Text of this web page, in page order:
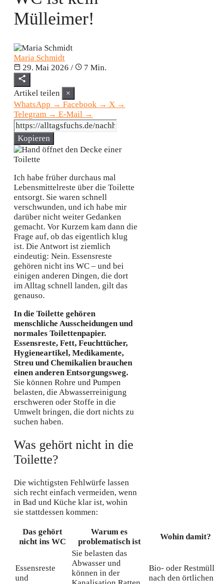
Mülleimer!
Maria Schmidt
29. Mai 2026 / 7 Min.
Artikel teilen
×
WhatsApp → Facebook → X →
Telegram → E-Mail →
Kopieren
Ich habe früher durchaus mal
Lebensmittelreste über die Toilette
entsorgt. Sie waren schnell
verschwunden, und ich habe mir
darüber nicht weiter Gedanken
gemacht. Vor Kurzem kam dann die
Frage auf, ob das eigentlich klug
ist. Die Antwort ist ziemlich
eindeutig: Nein. Essensreste
gehören nicht ins WC – und bei
einigen anderen Dingen, die dort
im Alltag schnell landen, gilt das
genauso.
In die Toilette gehören
menschliche Ausscheidungen und
normales Toilettenpapier.
Essensreste, Fett, Feuchttücher,
Hygieneartikel, Medikamente,
Streu und Chemikalien brauchen
einen anderen Entsorgungsweg.
Sie können Rohre und Pumpen
belasten, die Abwasserreinigung
erschweren oder Stoffe in die
Umwelt bringen, die dort nichts zu
suchen haben.
Was gehört nicht in die
Toilette?
Die wichtigsten Fehlwürfe lassen
sich recht einfach vermeiden, wenn
in Bad und Küche klar ist, wohin
sie stattdessen kommen:
Das gehört
nicht ins WC
Warum es
problematisch ist
Wohin damit?
Essensreste
und
Sie belasten das
Abwasser und
können in der
Bio- oder Restmüll
nach den örtlichen